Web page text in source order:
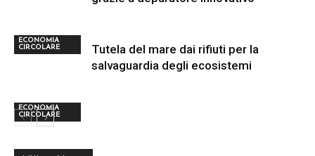
ECONOMIA
CIRCOLARE
ECONOMIA
CIRCOLARE
Tutela del mare dai rifiuti per la
salvaguardia degli ecosistemi